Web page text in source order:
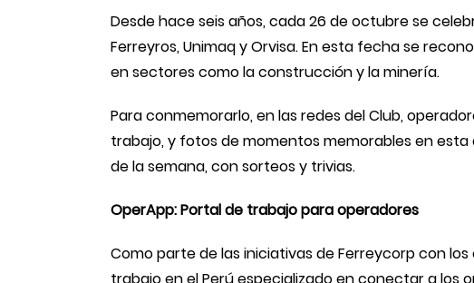
Desde hace seis años, cada 26 de octubre se
Ferreyros, Unimaq y Orvisa. En esta fecha se
en sectores como la construcción y la minería.
Para conmemorarlo, en las redes del Club,
trabajo, y fotos de momentos memorables en
de la semana, con sorteos y trivias.
OperApp: Portal de trabajo para operadores
Como parte de las iniciativas de Ferreycorp con